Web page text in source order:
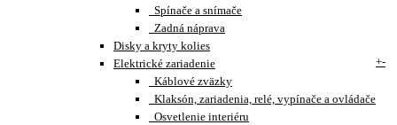
Spínače a snímače
Zadná náprava
Disky a kryty kolies
Elektrické zariadenie
+-
Káblové zväzky
Klaksón, zariadenia, relé, vypínače a ovládače
Osvetlenie interiéru